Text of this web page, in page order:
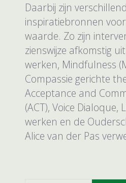
Daarbij zijn
inspiratiebronnen
waarde. Zo zijn
zienswijze afkomstig
werken, Mindfulness
Compassie gerichte
Acceptance and
(ACT), Voice Dialoque,
werken en de
Alice van der Pas